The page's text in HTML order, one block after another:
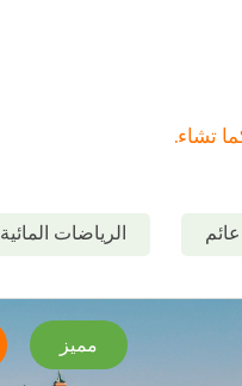
الرياضات المائية
مميز